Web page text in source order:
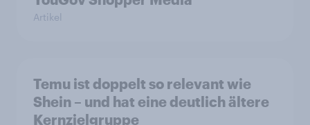
Artikel
Temu ist doppelt so relevant wie
Shein – und hat eine deutlich ältere
Kernzielgruppe